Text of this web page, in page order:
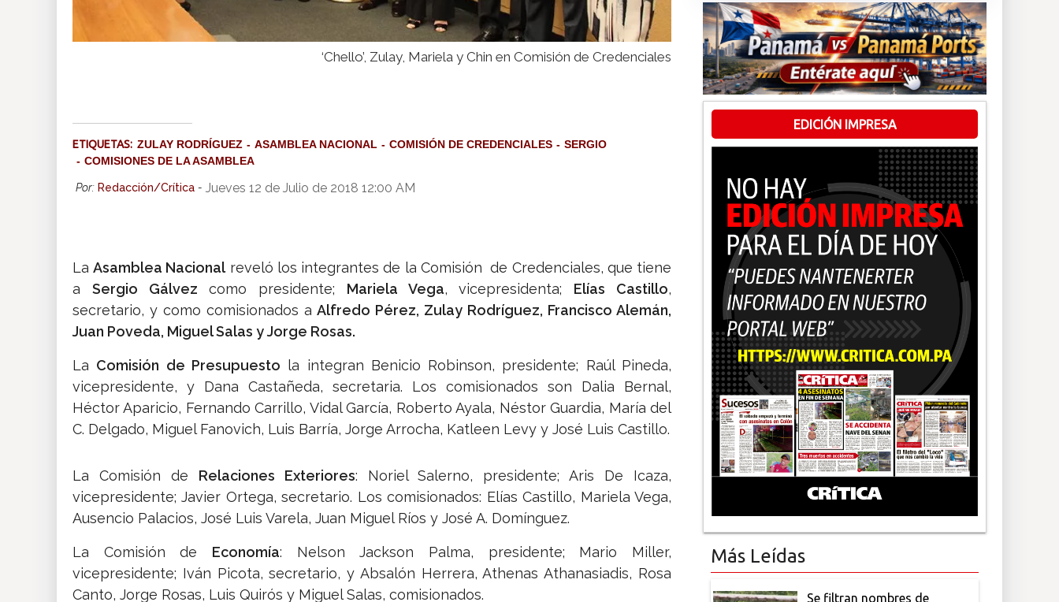
‘Chello’, Zulay, Mariela y Chin en Comisión de Credenciales
ETIQUETAS: ZULAY RODRÍGUEZ ASAMBLEA NACIONAL COMISIÓN DE CREDENCIALES
SERGIO
COMISIONES DE LA ASAMBLEA
Por: Redacción/Crítica - Jueves 12 de Julio de 2018 12:00 AM
LaAsamblea Nacionalreveló los integrantes de la Comisión de Credenciales, que tiene
a Sergio Gálvez como presidente; Mariela Vega, vicepresidenta; Elías Castillo,
secretario, y como comisionados a Alfredo Pérez, Zulay Rodríguez, Francisco Alemán,
Juan Poveda, Miguel Salas y Jorge Rosas.
La Comisión de Presupuesto la integran Benicio Robinson, presidente; Raúl Pineda,
vicepresidente, y Dana Castañeda, secretaria. Los comisionados son Dalia Bernal,
Héctor Aparicio, Fernando Carrillo, Vidal García, Roberto Ayala, Néstor Guardia, María del
C. Delgado, Miguel Fanovich, Luis Barría, Jorge Arrocha, Katleen Levy y José Luis Castillo.
La Comisión de Relaciones Exteriores: Noriel Salerno, presidente; Aris De Icaza,
vicepresidente; Javier Ortega, secretario. Los comisionados: Elías Castillo, Mariela Vega,
Ausencio Palacios, José Luis Varela, Juan Miguel Ríos y José A. Domínguez.
La Comisión de Economía: Nelson Jackson Palma, presidente; Mario Miller,
vicepresidente; Iván Picota, secretario, y Absalón Herrera, Athenas Athanasiadis, Rosa
Canto, Jorge Rosas, Luis Quirós y Miguel Salas, comisionados.
EDICIÓN IMPRESA
Más Leídas
Se filtran nombres de